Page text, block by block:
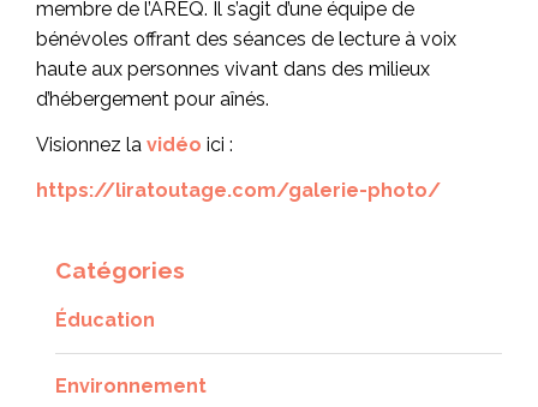
membre de l’AREQ. Il s’agit d’une équipe de
bénévoles offrant des séances de lecture à voix
haute aux personnes vivant dans des milieux
d’hébergement pour aînés.
Visionnez la vidéo ici :
https://liratoutage.com/galerie-photo/
Catégories
Éducation
Environnement